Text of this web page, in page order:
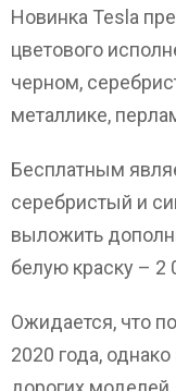
Новинка Tesla
цветового
черном,
металлике,
Бесплатным
серебристый и
выложить
белую краску – 2
Ожидается, что
2020 года,